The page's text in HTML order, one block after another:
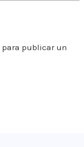
para publicar un